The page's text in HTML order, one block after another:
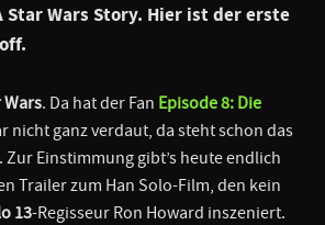
Star Wars Story. Hier ist der erste
Wars. Da hat der Fan Episode 8: Die
nicht ganz verdaut, da steht schon das
Einstimmung gibt’s heute endlich
Trailer zum Han Solo-Film, den kein
13-Regisseur Ron Howard inszeniert.